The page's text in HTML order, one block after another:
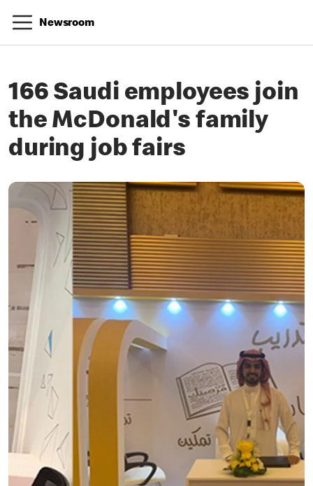
Newsroom
166 Saudi employees join
the McDonald's family
during job fairs